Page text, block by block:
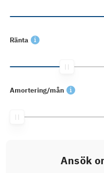
Ränta
Amortering/mån
Ansök